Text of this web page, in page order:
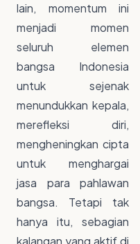
lain, momentum ini
menjadi momen
seluruh elemen
bangsa Indonesia
untuk sejenak
menundukkan kepala,
merefleksi diri,
mengheningkan cipta
untuk menghargai
jasa para pahlawan
bangsa. Tetapi tak
hanya itu, sebagian
kalangan yang aktif di